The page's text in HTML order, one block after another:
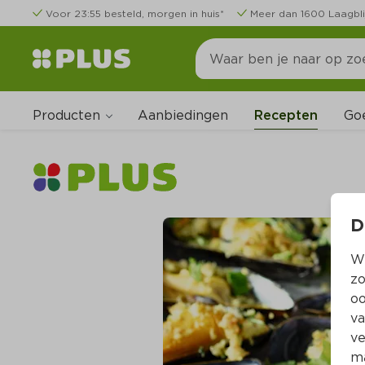
Voor 23:55 besteld, morgen in huis* Meer dan 1600
Producten Aanbiedingen Recepten